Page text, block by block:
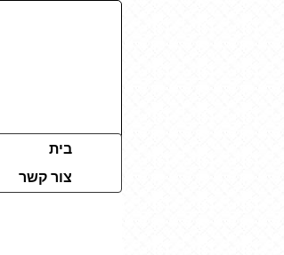
בית
צור קשר